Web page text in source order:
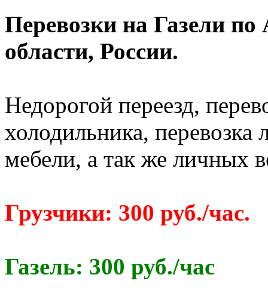
Перевозки на Газели
области, России.
Недорогой переезд,
холодильника,
мебели, а так же личных
Грузчики: 300 руб./час.
Газель: 300 руб./час